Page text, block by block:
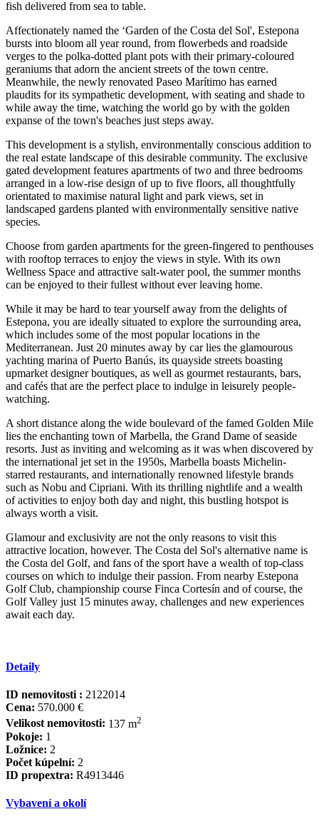
fish delivered from sea to table.
Affectionately named the ‘Garden of the Costa del Sol', Estepona
bursts into bloom all year round, from flowerbeds and roadside
verges to the polka-dotted plant pots with their primary-coloured
geraniums that adorn the ancient streets of the town centre.
Meanwhile, the newly renovated Paseo Marítimo has earned
plaudits for its sympathetic development, with seating and shade to
while away the time, watching the world go by with the golden
expanse of the town's beaches just steps away.
This development is a stylish, environmentally conscious addition to
the real estate landscape of this desirable community. The exclusive
gated development features apartments of two and three bedrooms
arranged in a low-rise design of up to five floors, all thoughtfully
orientated to maximise natural light and park views, set in
landscaped gardens planted with environmentally sensitive native
species.
Choose from garden apartments for the green-fingered to penthouses
with rooftop terraces to enjoy the views in style. With its own
Wellness Space and attractive salt-water pool, the summer months
can be enjoyed to their fullest without ever leaving home.
While it may be hard to tear yourself away from the delights of
Estepona, you are ideally situated to explore the surrounding area,
which includes some of the most popular locations in the
Mediterranean. Just 20 minutes away by car lies the glamourous
yachting marina of Puerto Banús, its quayside streets boasting
upmarket designer boutiques, as well as gourmet restaurants, bars,
and cafés that are the perfect place to indulge in leisurely people-
watching.
A short distance along the wide boulevard of the famed Golden Mile
lies the enchanting town of Marbella, the Grand Dame of seaside
resorts. Just as inviting and welcoming as it was when discovered by
the international jet set in the 1950s, Marbella boasts Michelin-
starred restaurants, and internationally renowned lifestyle brands
such as Nobu and Cipriani. With its thrilling nightlife and a wealth
of activities to enjoy both day and night, this bustling hotspot is
always worth a visit.
Glamour and exclusivity are not the only reasons to visit this
attractive location, however. The Costa del Sol's alternative name is
the Costa del Golf, and fans of the sport have a wealth of top-class
courses on which to ‌indulge ‌their ‌passion. ‌From ‌nearby Estepona
‌Golf ‌Club, championship ‌course Finca ‌Cortesín and of ‌course, ‌the
‌Golf Valley just ‌15 ‌minutes away, challenges ‌and ‌new ‌experiences
‌await ‌each ‌day.
Detaily
ID nemovitosti : 2122014
Cena: 570.000 €
Velikost nemovitosti: 137 m2
Pokoje: 1
Ložnice: 2
Počet kúpelní: 2
ID propextra: R4913446
Vybavení a okolí